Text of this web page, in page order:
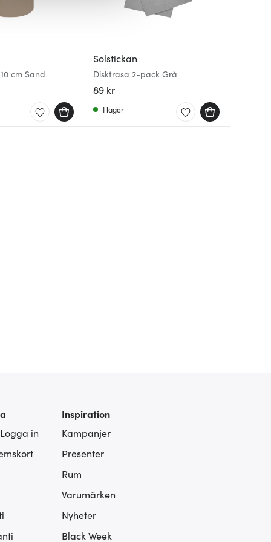
cm Sand
Solstickan
Disktrasa 2-pack Grå
89 kr
I lager
in
Inspiration
Kampanjer
Presenter
Rum
Varumärken
Nyheter
Black Week